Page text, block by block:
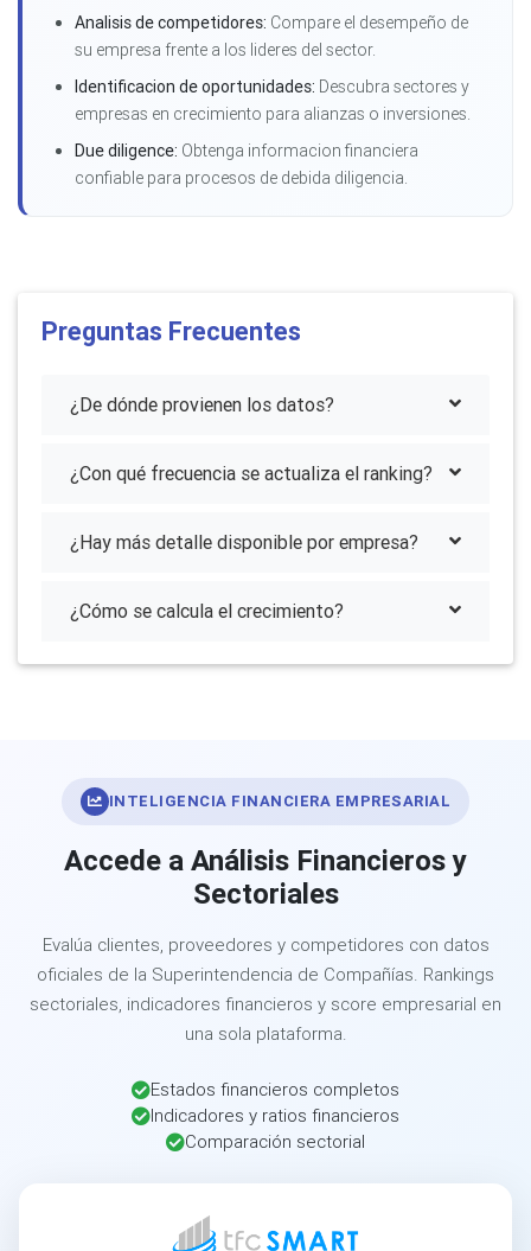
Analisis de competidores: Compare el desempeño de
su empresa frente a los lideres del sector.
Identificacion de oportunidades: Descubra sectores y
empresas en crecimiento para alianzas o inversiones.
Due diligence: Obtenga informacion financiera
confiable para procesos de debida diligencia.
Preguntas Frecuentes
¿De dónde provienen los datos?
¿Con qué frecuencia se actualiza el ranking?
¿Hay más detalle disponible por empresa?
¿Cómo se calcula el crecimiento?
INTELIGENCIA FINANCIERA EMPRESARIAL
Accede a Análisis Financieros y
Sectoriales
Evalúa clientes, proveedores y competidores con datos
oficiales de la Superintendencia de Compañías. Rankings
sectoriales, indicadores financieros y score empresarial en
una sola plataforma.
Estados financieros completos
Indicadores y ratios financieros
Comparación sectorial